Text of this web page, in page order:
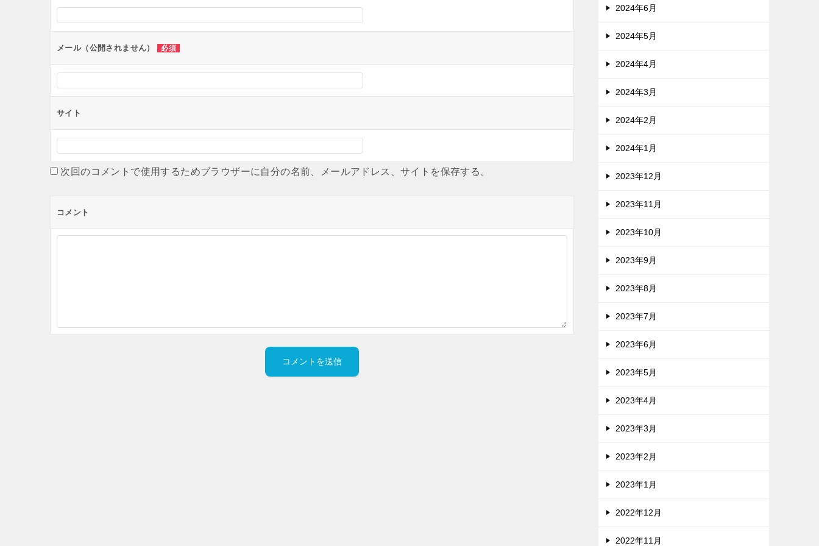
ョ
ン
メール（公開されません） 必須
サイト
次回のコメントで使用するためブラウザーに自分の名前、メールアドレス、サイトを保存する。
コメント
2024年6月
2024年5月
2024年4月
2024年3月
2024年2月
2024年1月
2023年12月
2023年11月
2023年10月
2023年9月
2023年8月
2023年7月
2023年6月
2023年5月
2023年4月
2023年3月
2023年2月
2023年1月
2022年12月
2022年11月